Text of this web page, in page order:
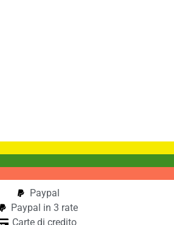
Paypal
Paypal in 3 rate
Carte di credito